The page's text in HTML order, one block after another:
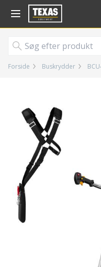
Gå til kurv (
Forside Buskrydder